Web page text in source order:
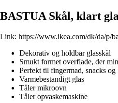
BASTUA Skål, klart
Link: https://www.ikea.com/dk/da/p/
Dekorativ og holdbar glasskål
Smukt formet overflade, der
Perfekt til fingermad, snacks
Varmebestandigt glas
Tåler mikroovn
Tåler opvaskemaskine